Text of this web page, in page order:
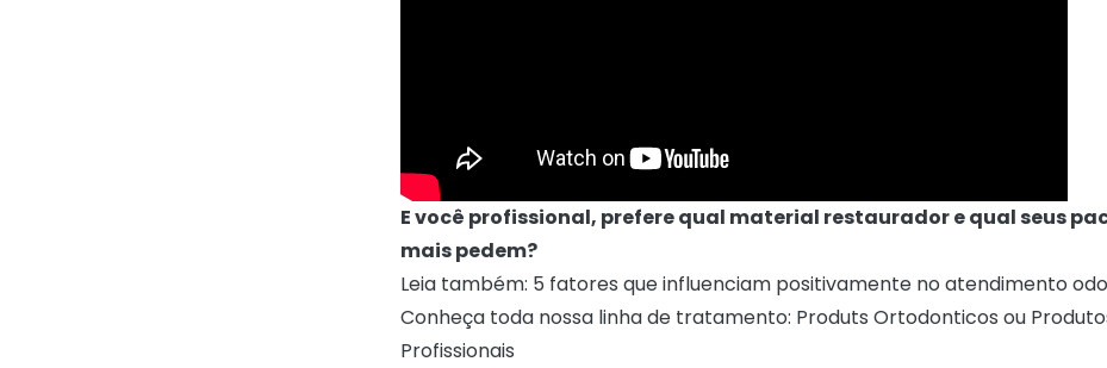
E você profissional, prefere qual material restaurador e qual seus
mais pedem?
Leia também: 5 fatores que influenciam positivamente no atendimento
Conheça toda nossa linha de tratamento: Produts Ortodonticos ou
Profissionais